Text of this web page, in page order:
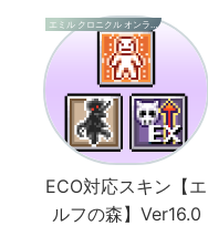
ECO対応スキン【エ
ルフの森】Ver16.0